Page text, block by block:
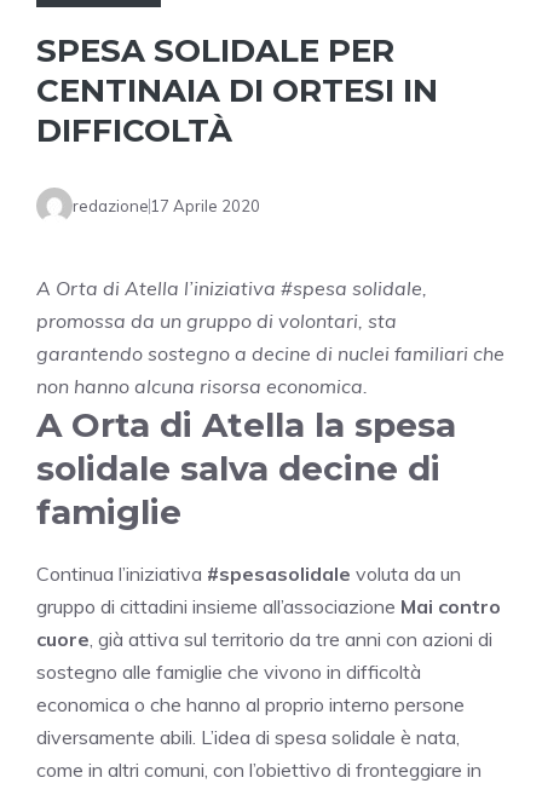
SPESA SOLIDALE PER
CENTINAIA DI ORTESI IN
DIFFICOLTÀ
redazione 17 Aprile 2020
A Orta di Atella l’iniziativa #spesa solidale,
promossa da un gruppo di volontari, sta
garantendo sostegno a decine di nuclei familiari che
non hanno alcuna risorsa economica.
A Orta di Atella la spesa
solidale salva decine di
famiglie
Continua l’iniziativa #spesasolidale voluta da un
gruppo di cittadini insieme all’associazione Mai contro
cuore, già attiva sul territorio da tre anni con azioni di
sostegno alle famiglie che vivono in difficoltà
economica o che hanno al proprio interno persone
diversamente abili. L’idea di spesa solidale è nata,
come in altri comuni, con l’obiettivo di fronteggiare in